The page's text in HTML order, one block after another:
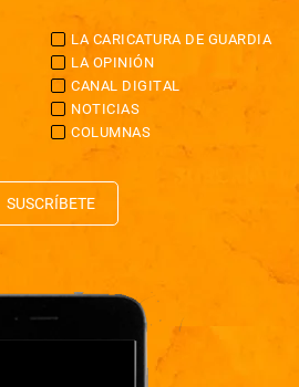
LA CARICATURA DE GUARDIA
LA OPINIÓN
CANAL DIGITAL
NOTICIAS
COLUMNAS
SUSCRÍBETE